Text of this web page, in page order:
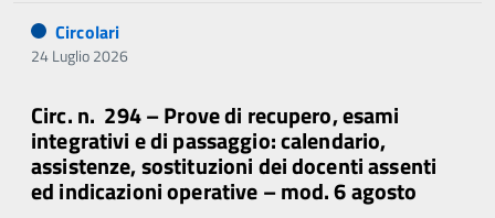
Circolari
24 Luglio 2026
Circ. n. 294 – Prove di recupero, esami
integrativi e di passaggio: calendario,
assistenze, sostituzioni dei docenti assenti
ed indicazioni operative – mod. 6 agosto